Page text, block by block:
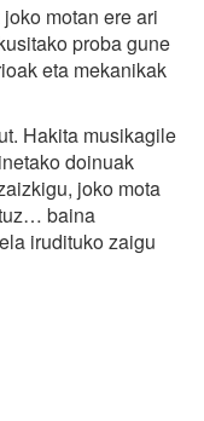
joko motan ere ari
proba gune
eta mekanikak
Hakita musikagile
doinuak
joko mota
baina
irudituko zaigu